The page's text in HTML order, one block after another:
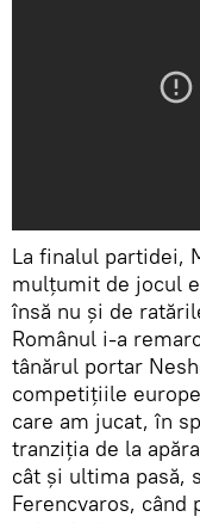
La finalul partidei,
mulțumit de jocul
însă nu și de
Românul i-a
tânărul portar
competițiile
care am jucat, în
tranziția de la
cât și ultima pasă,
Ferencvaros, când